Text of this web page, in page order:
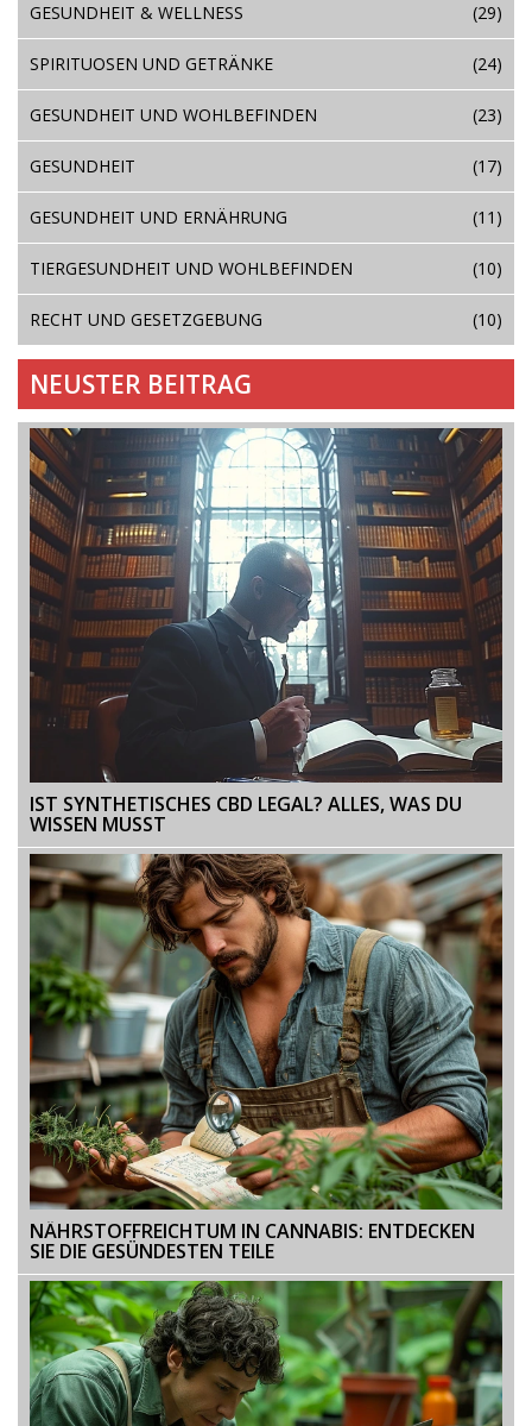
GESUNDHEIT & WELLNESS (29)
SPIRITUOSEN UND GETRÄNKE (24)
GESUNDHEIT UND WOHLBEFINDEN (23)
GESUNDHEIT (17)
GESUNDHEIT UND ERNÄHRUNG (11)
TIERGESUNDHEIT UND WOHLBEFINDEN (10)
RECHT UND GESETZGEBUNG (10)
NEUSTER BEITRAG
IST SYNTHETISCHES CBD LEGAL? ALLES, WAS DU
WISSEN MUSST
NÄHRSTOFFREICHTUM IN CANNABIS: ENTDECKEN
SIE DIE GESÜNDESTEN TEILE